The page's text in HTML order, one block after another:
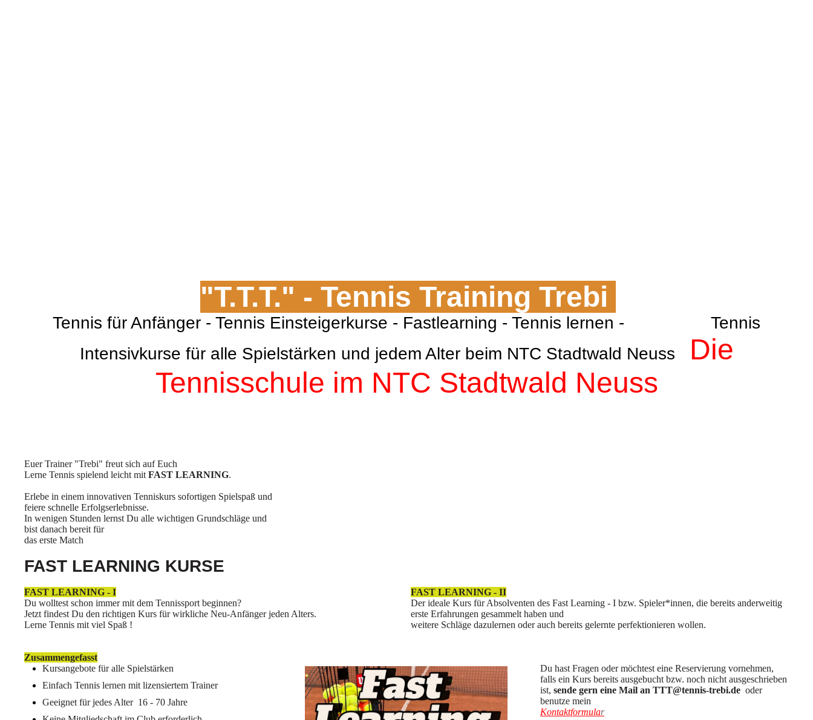
"T.T.T." - Tennis Training Trebi
Tennis für Anfänger - Tennis Einsteigerkurse - Fastlearning - Tennis lernen - Tennis
Intensivkurse für alle Spielstärken und jedem Alter beim NTC Stadtwald Neuss
Die
Tennisschule im NTC Stadtwald Neuss
Euer Trainer "Trebi" freut sich auf Euch
Lerne Tennis spielend leicht mit FAST LEARNING.
Erlebe in einem innovativen Tenniskurs sofortigen Spielspaß und
feiere schnelle Erfolgserlebnisse.
In wenigen Stunden lernst Du alle wichtigen Grundschläge und
bist danach bereit für
das erste Match
FAST LEARNING KURSE
FAST LEARNING - I
Du wolltest schon immer mit dem Tennissport beginnen?
Jetzt findest Du den richtigen Kurs für wirkliche Neu-Anfänger jeden Alters.
Lerne Tennis mit viel Spaß !
FAST LEARNING - II
Der ideale Kurs für Absolventen des Fast Learning - I bzw. Spieler*innen, die bereits anderweitig
erste Erfahrungen gesammelt haben und
weitere Schläge dazulernen oder auch bereits gelernte perfektionieren wollen.
Zusammengefasst
Kursangebote für alle Spielstärken
Einfach Tennis lernen mit lizensiertem Trainer
Geeignet für jedes Alter 16 - 70 Jahre
Du hast Fragen oder möchtest eine Reservierung vornehmen,
falls ein Kurs bereits ausgebucht bzw. noch nicht ausgeschrieben
ist, sende gern eine Mail an TTT@tennis-trebi.de oder
benutze mein
Kontaktformular